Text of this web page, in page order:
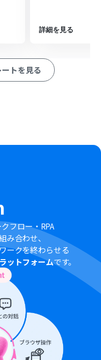
れた旨を関係者に通知し
ロー内で処理を行うアク
可能です。
のそれぞれとYoomを連
は、家庭向けプランと一
Business）があり、一
ない場合には認証に失敗
プランでご利用いただけ
っております。フリープラ
ボットのオペレーション
意ください。
ランは、2週間の無料トラ
無料トライアル中には制限
ション）を使用すること
30分、60分の間隔で起動
が異なりますので、ご注意
詳細を見る
トを見る
フロー・RPA
み合わせ、
ークを終わらせる
ットフォームです。